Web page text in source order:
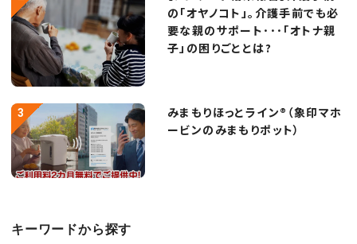
の「オヤノコト」。介護手前でも必
要な親のサポート･･･「オトナ親
子」の困りごととは?
みまもりほっとライン®（象印マホ
ービンのみまもりポット）
キーワードから探す